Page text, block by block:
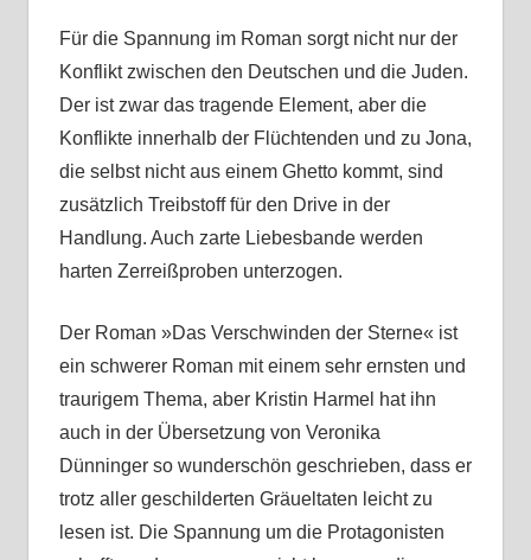
Für die Spannung im Roman sorgt nicht nur der
Konflikt zwischen den Deutschen und die Juden.
Der ist zwar das tragende Element, aber die
Konflikte innerhalb der Flüchtenden und zu Jona,
die selbst nicht aus einem Ghetto kommt, sind
zusätzlich Treibstoff für den Drive in der
Handlung. Auch zarte Liebesbande werden
harten Zerreißproben unterzogen.
Der Roman »Das Verschwinden der Sterne« ist
ein schwerer Roman mit einem sehr ernsten und
traurigem Thema, aber Kristin Harmel hat ihn
auch in der Übersetzung von Veronika
Dünninger so wunderschön geschrieben, dass er
trotz aller geschilderten Gräueltaten leicht zu
lesen ist. Die Spannung um die Protagonisten